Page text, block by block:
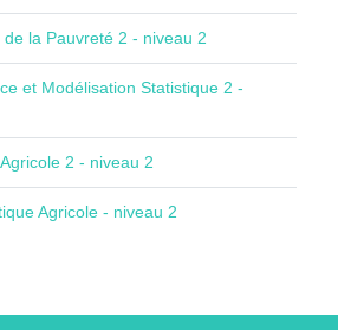
la Pauvreté 2 - niveau 2
et Modélisation Statistique 2 -
2 - niveau 2
Agricole - niveau 2